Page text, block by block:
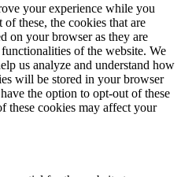
your experience while you
these, the cookies that are
on your browser as they are
of the website. We
us analyze and understand how
will be stored in your browser
the option to opt-out of these
these cookies may affect your